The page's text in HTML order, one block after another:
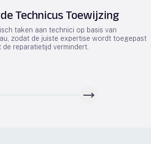
Technicus Toewijzing
taken aan technici op basis van
zodat de juiste expertise wordt toegepast
reparatietijd vermindert.